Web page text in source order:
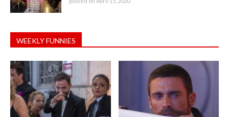
WEEKLY FUNNIES